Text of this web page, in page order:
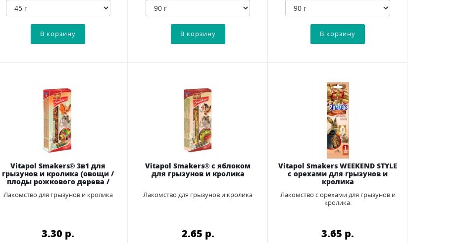
Vitapol Smakers® 3в1 для
грызунов и кролика (овощи /
плоды pожкового дерева /
Лакомство для грызунов и кролика
3.30 p.
Vitapol Smakers® с яблоком
для грызунов и кролика
Лакомство для грызунов и кролика
2.65 p.
Vitapol Smakers WEEKEND STYLE
с орехами для грызунов и
кролика
Лакомство с орехами для грызунов и
кролика.
3.65 p.